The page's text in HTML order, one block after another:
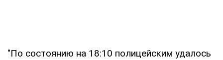
"По состоянию на 18:10 полицейским удалось